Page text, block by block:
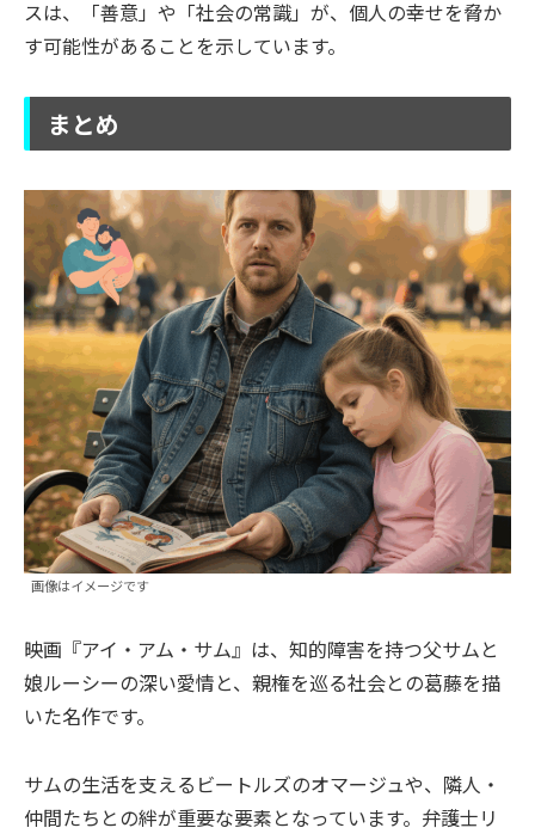
スは、「善意」や「社会の常識」が、個人の幸せを脅か
す可能性があることを示しています。
まとめ
画像はイメージです
映画『アイ・アム・サム』は、知的障害を持つ父サムと
娘ルーシーの深い愛情と、親権を巡る社会との葛藤を描
いた名作です。
サムの生活を支えるビートルズのオマージュや、隣人・
仲間たちとの絆が重要な要素となっています。弁護士リ